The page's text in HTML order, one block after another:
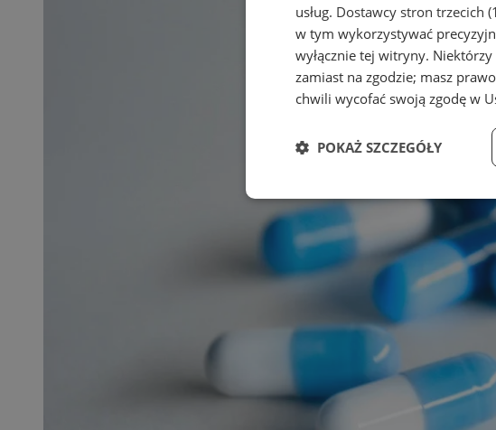
usług. Dostawcy stron trzecich
w tym wykorzystywać
wyłącznie tej witryny.
zamiast na zgodzie; masz
chwili wycofać swoją zgodę w
POKAŻ SZCZEGÓŁY
Niezbędne
Niezbędne
Niezbędne pliki cookie umożliwiają
zarządzanie kontem. Bez niezbędnych
Nazwa